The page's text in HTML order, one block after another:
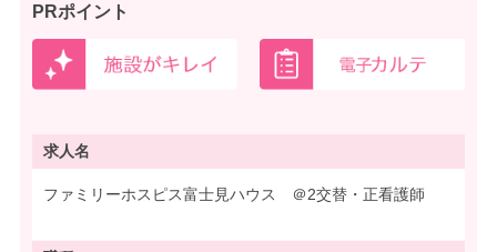
PRポイント
求人名
ファミリーホスピス富士見ハウス ＠2交替・正看護師